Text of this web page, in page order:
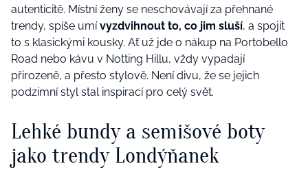
autenticitě. Místní ženy se neschovávají za přehnané
trendy, spíše umívyzdvihnout to, co jim sluší, a spojit
to s klasickými kousky. Ať už jde o nákup na Portobello
Road nebo kávu v Notting Hillu, vždy vypadají
přirozeně, a přesto stylově. Není divu, že se jejich
podzimní styl stal inspirací pro celý svět.
Lehké bundy a semišové boty
jako trendy Londýňanek